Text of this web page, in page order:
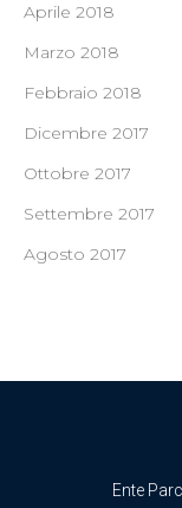
Aprile 2018
Marzo 2018
Febbraio 2018
Dicembre 2017
Ottobre 2017
Settembre 2017
Agosto 2017
Ente